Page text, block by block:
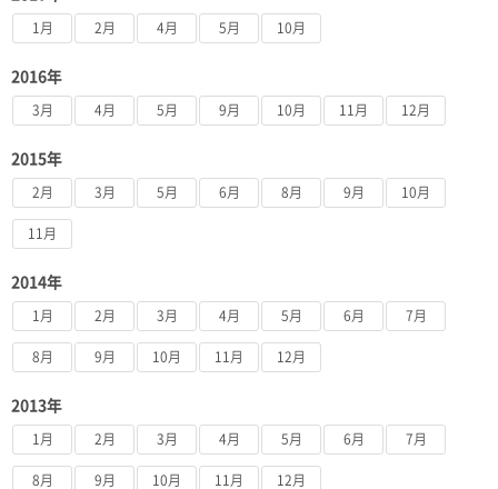
1月 2月 4月 5月 10月
2016年
3月 4月 5月 9月 10月 11月 12月
2015年
2月 3月 5月 6月 8月 9月 10月
11月
2014年
1月 2月 3月 4月 5月 6月 7月
8月 9月 10月 11月 12月
2013年
1月 2月 3月 4月 5月 6月 7月
8月 9月 10月 11月 12月